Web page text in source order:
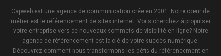
Capweb est une agence de communication crée en 2001. Notre cœur de
métier est le référencement de sites internet. Vous cherchez à propulser
votre entreprise vers de nouveaux sommets de visibilité en ligne? Notre
agence de référencement est la clé de votre succès numérique.
Découvrez comment nous transformons les défis du référencement en